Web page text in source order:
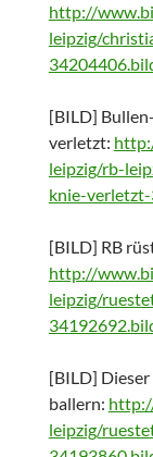
http://
leipzig/
[BILD]
verletzt:
leipzig/rb-
knie-
[BILD] RB
http://
leipzig/
[BILD] Dieser
ballern:
leipzig/